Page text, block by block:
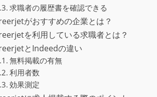
求職者の履歴書を確認できる
がおすすめの企業とは？
を利用している求職者とは？
とIndeedの違い
無料掲載の有無
利用者数
効果測定